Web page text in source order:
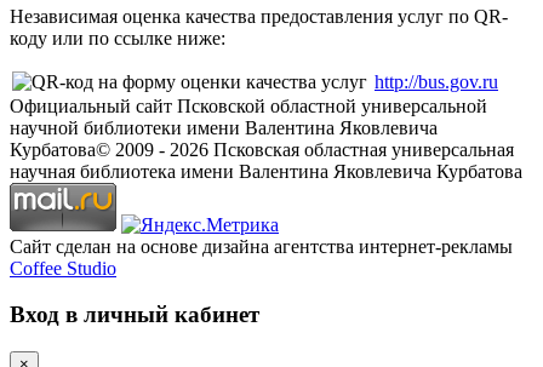
Независимая оценка качества предоставления услуг по QR-
коду или по ссылке ниже:
http://bus.gov.ru
Официальный сайт Псковской областной универсальной
научной библиотеки имени Валентина Яковлевича
Курбатова© 2009 - 2026 Псковская областная универсальная
научная библиотека имени Валентина Яковлевича Курбатова
Сайт сделан на основе дизайна агентства интернет-рекламы
Coffee Studio
Вход в личный кабинет